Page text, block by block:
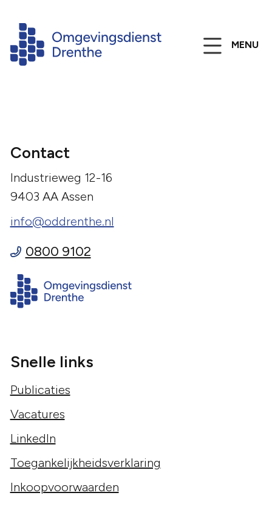
MENU
Contact
Industrieweg 12-16
9403 AA Assen
info@oddrenthe.nl
0800 9102
Snelle links
Publicaties
Vacatures
LinkedIn
Toegankelijkheidsverklaring
Inkoopvoorwaarden